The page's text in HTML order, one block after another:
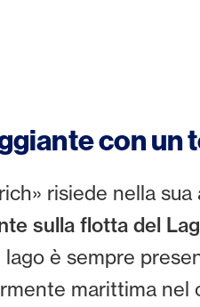
con un
risiede nella
sulla flotta del
è sempre
marittima nel